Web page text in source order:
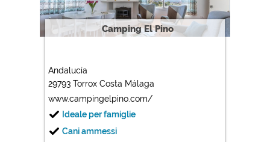
Camping El Pino
Andalucía
29793 Torrox Costa Málaga
www.campingelpino.com/
Ideale per famiglie
Cani ammessi